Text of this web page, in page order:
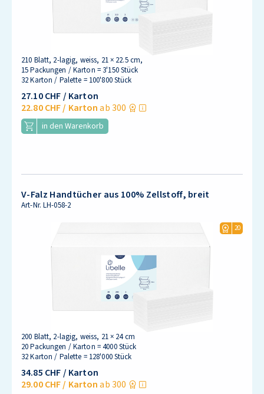
210 Blatt, 2-lagig, weiss, 21 × 22.5 cm,
15 Packungen / Karton = 3'150 Stück
32 Karton / Palette = 100'800 Stück
27.10 CHF/ Karton
22.80 CHF/ Karton ab 300
in den Warenkorb
V-Falz Handtücher aus 100% Zellstoff, breit
Art-Nr.LH-058-2
20
200 Blatt, 2-lagig, weiss, 21 × 24 cm
20 Packungen / Karton = 4000 Stück
32 Karton / Palette = 128'000 Stück
34.85 CHF/ Karton
29.00 CHF/ Karton ab 300